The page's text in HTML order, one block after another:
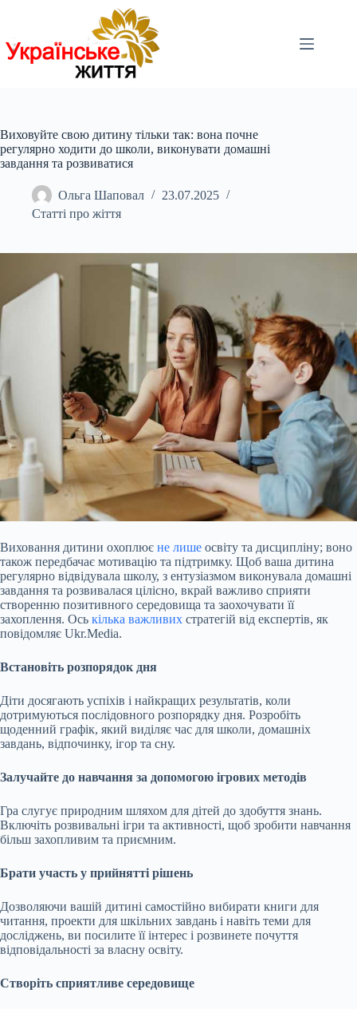
Виховуйте свою дитину тільки так: вона почне
регулярно ходити до школи, виконувати домашні
завдання та розвиватися
Ольга Шаповал
23.07.2025
Статті про жіття
Виховання дитини охоплює не лише освіту та дисципліну; воно
також передбачає мотивацію та підтримку. Щоб ваша дитина
регулярно відвідувала школу, з ентузіазмом виконувала домашні
завдання та розвивалася цілісно, вкрай важливо сприяти
створенню позитивного середовища та заохочувати її
захоплення. Ось кілька важливих стратегій від експертів, як
повідомляє Ukr.Media.
Встановіть розпорядок дня
Діти досягають успіхів і найкращих результатів, коли
дотримуються послідовного розпорядку дня. Розробіть
щоденний графік, який виділяє час для школи, домашніх
завдань, відпочинку, ігор та сну.
Залучайте до навчання за допомогою ігрових методів
Гра слугує природним шляхом для дітей до здобуття знань.
Включіть розвивальні ігри та активності, щоб зробити навчання
більш захопливим та приємним.
Брати участь у прийнятті рішень
Дозволяючи вашій дитині самостійно вибирати книги для
читання, проекти для шкільних завдань і навіть теми для
досліджень, ви посилите її інтерес і розвинете почуття
відповідальності за власну освіту.
Створіть сприятливе середовище